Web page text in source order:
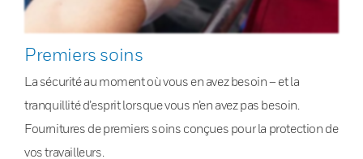
Premiers soins
La sécurité au moment où vous en avez besoin – et la
tranquillité d’esprit lorsque vous n’en avez pas besoin.
Fournitures de premiers soins conçues pour la protection de
vos travailleurs.